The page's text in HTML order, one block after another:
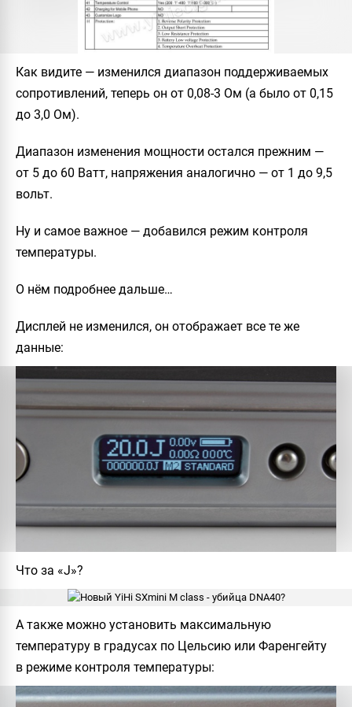
Как видите — изменился диапазон поддерживаемых
сопротивлений, теперь он от 0,08-3 Ом (а было от 0,15
до 3,0 Ом).
Диапазон изменения мощности остался прежним —
от 5 до 60 Ватт, напряжения аналогично — от 1 до 9,5
вольт.
Ну и самое важное — добавился режим контроля
температуры.
О нём подробнее дальше…
Дисплей не изменился, он отображает все те же
данные:
Что за «J»?
А также можно установить максимальную
температуру в градусах по Цельсию или Фаренгейту
в режиме контроля температуры: